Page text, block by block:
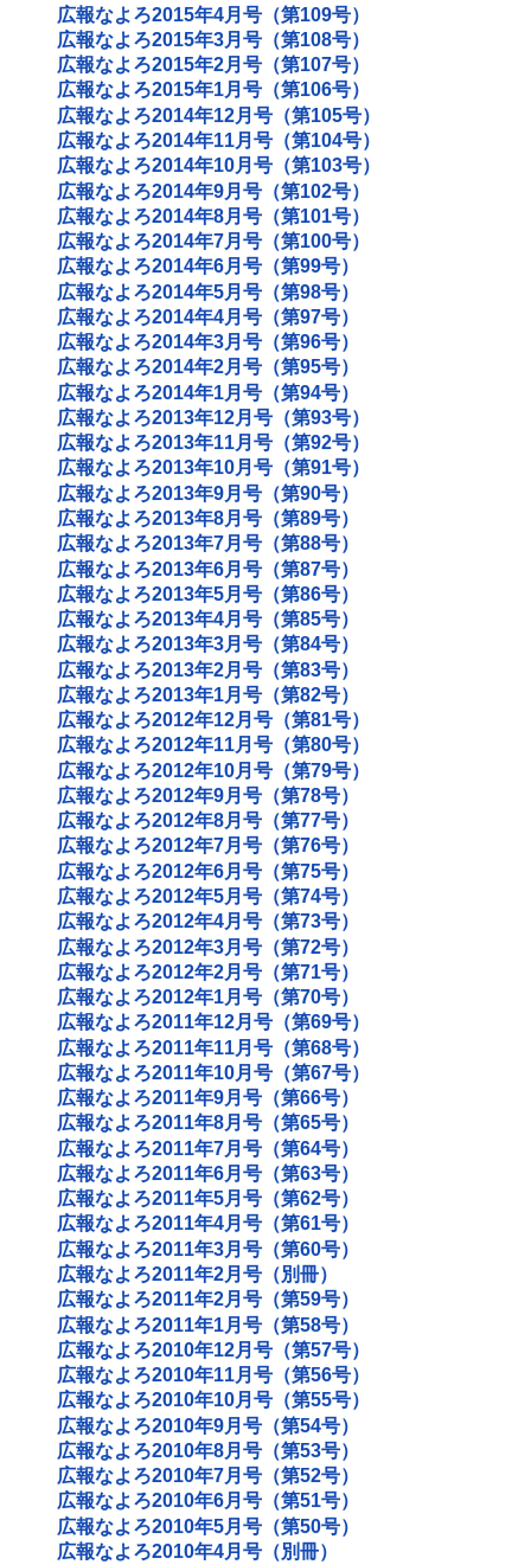
広報なよろ2015年4月号（第109号）
広報なよろ2015年3月号（第108号）
広報なよろ2015年2月号（第107号）
広報なよろ2015年1月号（第106号）
広報なよろ2014年12月号（第105号）
広報なよろ2014年11月号（第104号）
広報なよろ2014年10月号（第103号）
広報なよろ2014年9月号（第102号）
広報なよろ2014年8月号（第101号）
広報なよろ2014年7月号（第100号）
広報なよろ2014年6月号（第99号）
広報なよろ2014年5月号（第98号）
広報なよろ2014年4月号（第97号）
広報なよろ2014年3月号（第96号）
広報なよろ2014年2月号（第95号）
広報なよろ2014年1月号（第94号）
広報なよろ2013年12月号（第93号）
広報なよろ2013年11月号（第92号）
広報なよろ2013年10月号（第91号）
広報なよろ2013年9月号（第90号）
広報なよろ2013年8月号（第89号）
広報なよろ2013年7月号（第88号）
広報なよろ2013年6月号（第87号）
広報なよろ2013年5月号（第86号）
広報なよろ2013年4月号（第85号）
広報なよろ2013年3月号（第84号）
広報なよろ2013年2月号（第83号）
広報なよろ2013年1月号（第82号）
広報なよろ2012年12月号（第81号）
広報なよろ2012年11月号（第80号）
広報なよろ2012年10月号（第79号）
広報なよろ2012年9月号（第78号）
広報なよろ2012年8月号（第77号）
広報なよろ2012年7月号（第76号）
広報なよろ2012年6月号（第75号）
広報なよろ2012年5月号（第74号）
広報なよろ2012年4月号（第73号）
広報なよろ2012年3月号（第72号）
広報なよろ2012年2月号（第71号）
広報なよろ2012年1月号（第70号）
広報なよろ2011年12月号（第69号）
広報なよろ2011年11月号（第68号）
広報なよろ2011年10月号（第67号）
広報なよろ2011年9月号（第66号）
広報なよろ2011年8月号（第65号）
広報なよろ2011年7月号（第64号）
広報なよろ2011年6月号（第63号）
広報なよろ2011年5月号（第62号）
広報なよろ2011年4月号（第61号）
広報なよろ2011年3月号（第60号）
広報なよろ2011年2月号（別冊）
広報なよろ2011年2月号（第59号）
広報なよろ2011年1月号（第58号）
広報なよろ2010年12月号（第57号）
広報なよろ2010年11月号（第56号）
広報なよろ2010年10月号（第55号）
広報なよろ2010年9月号（第54号）
広報なよろ2010年8月号（第53号）
広報なよろ2010年7月号（第52号）
広報なよろ2010年6月号（第51号）
広報なよろ2010年5月号（第50号）
広報なよろ2010年4月号（別冊）